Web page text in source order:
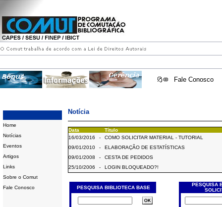
Fale Conosco
Home
Notícias
Eventos
Artigos
Links
Sobre o Comut
Fale Conosco
Notícia
Data
Título
16/03/2016
-
COMO SOLICITAR MATERIAL - TUTORIAL
09/01/2010
-
ELABORAÇÃO DE ESTATÍSTICAS
09/01/2008
-
CESTA DE PEDIDOS
25/10/2006
- LOGIN BLOQUEADO?!
PESQUISA BIBLIOTECA BASE
PESQUISA